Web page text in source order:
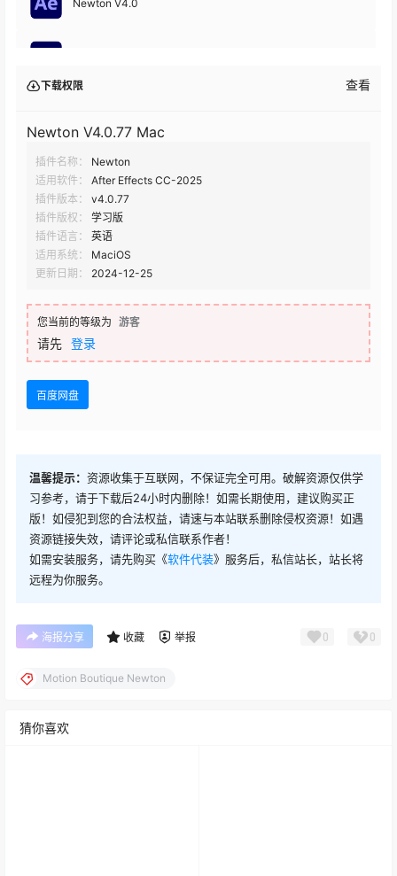
Newton V4.0
Newton V3.4.10
Newton V3.4.0
下载权限 查看
Newton V4.0.77 Mac
插件名称：
Newton
适用软件：
After Effects CC-2025
插件版本：
v4.0.77
插件版权：
学习版
插件语言：
英语
适用系统：
MaciOS
更新日期：
2024-12-25
您当前的等级为 游客
请先 登录
百度网盘
温馨提示： 资源收集于互联网，不保证完全可用。破解资源仅供学
习参考，请于下载后24小时内删除！如需长期使用，建议购买正
版！如侵犯到您的合法权益，请速与本站联系删除侵权资源！如遇
资源链接失效，请评论或私信联系作者！
如需安装服务，请先购买《软件代装》服务后，私信站长，站长将
远程为你服务。
海报分享 收藏 举报 0 0
Motion Boutique Newton
猜你喜欢